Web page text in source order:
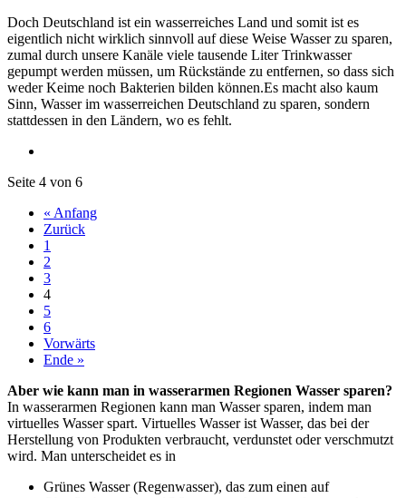
Doch Deutschland ist ein wasserreiches Land und somit ist es
eigentlich nicht wirklich sinnvoll auf diese Weise Wasser zu sparen,
zumal durch unsere Kanäle viele tausende Liter Trinkwasser
gepumpt werden müssen, um Rückstände zu entfernen, so dass sich
weder Keime noch Bakterien bilden können.Es macht also kaum
Sinn, Wasser im wasserreichen Deutschland zu sparen, sondern
stattdessen in den Ländern, wo es fehlt.
Seite 4 von 6
« Anfang
Zurück
1
2
3
4
5
6
Vorwärts
Ende »
Aber wie kann man in wasserarmen Regionen Wasser sparen?
In wasserarmen Regionen kann man Wasser sparen, indem man
virtuelles Wasser spart. Virtuelles Wasser ist Wasser, das bei der
Herstellung von Produkten verbraucht, verdunstet oder verschmutzt
wird. Man unterscheidet es in
Grünes Wasser (Regenwasser), das zum einen auf